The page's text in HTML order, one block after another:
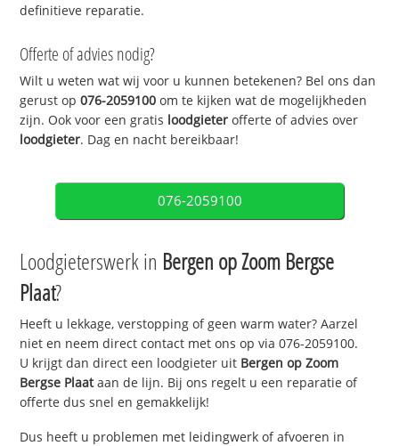
definitieve reparatie.
Offerte of advies nodig?
Wilt u weten wat wij voor u kunnen betekenen? Bel ons dan
gerust op076-2059100 om te kijken wat de mogelijkheden
zijn. Ook voor een gratis loodgieter offerte of advies over
loodgieter. Dag en nacht bereikbaar!
076-2059100
Loodgieterswerk in Bergen op Zoom Bergse
Plaat?
Heeft u lekkage, verstopping of geen warm water? Aarzel
niet en neem direct contact met ons op via 076-2059100.
U krijgt dan direct een loodgieter uit Bergen op Zoom
Bergse Plaataan de lijn. Bij ons regelt u een reparatie of
offerte dus snel en gemakkelijk!
Dus heeft u problemen met leidingwerk of afvoeren in